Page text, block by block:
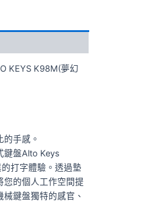
KEYS K98M(夢幻
手感。
鍵盤Alto Keys
打字體驗。透過墊
您的個人工作空間提
鍵盤獨特的感官、